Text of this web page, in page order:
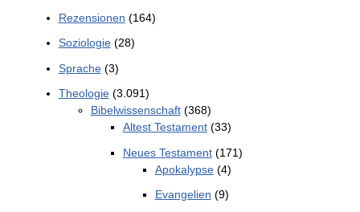
Rezensionen (164)
Soziologie(28)
Sprache(3)
Theologie(3.091)
Bibelwissenschaft(368)
Altest Testament(33)
Neues Testament(171)
Apokalypse(4)
Evangelien (9)